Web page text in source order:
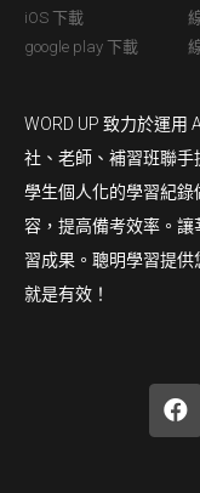
iOS 下載
google play 下載
WORD UP 致力於運用
社、老師、補習班聯
學生個人化的學習紀錄
容，提高備考效率。
習成果。聰明學習提供
就是有效！